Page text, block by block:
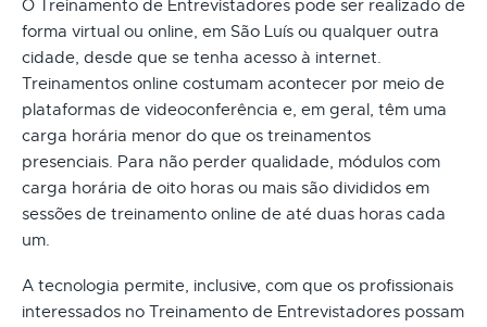
O Treinamento de Entrevistadores pode ser realizado de
forma virtual ou online, em São Luís ou qualquer outra
cidade, desde que se tenha acesso à internet.
Treinamentos online costumam acontecer por meio de
plataformas de videoconferência e, em geral, têm uma
carga horária menor do que os treinamentos
presenciais. Para não perder qualidade, módulos com
carga horária de oito horas ou mais são divididos em
sessões de treinamento online de até duas horas cada
um.
A tecnologia permite, inclusive, com que os profissionais
interessados no Treinamento de Entrevistadores possam